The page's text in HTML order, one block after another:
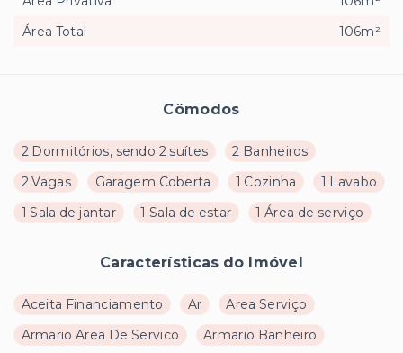
Cômodos
2 Dormitórios, sendo 2 suítes
2 Banheiros
2 Vagas
Garagem Coberta 1 Cozinha
1 Lavabo
1 Sala de jantar
1 Sala de estar 1 Área de serviço
Características do Imóvel
Aceita Financiamento Ar
Area Serviço
Armario Area De Servico
Armario Banheiro
Área Total
106m²